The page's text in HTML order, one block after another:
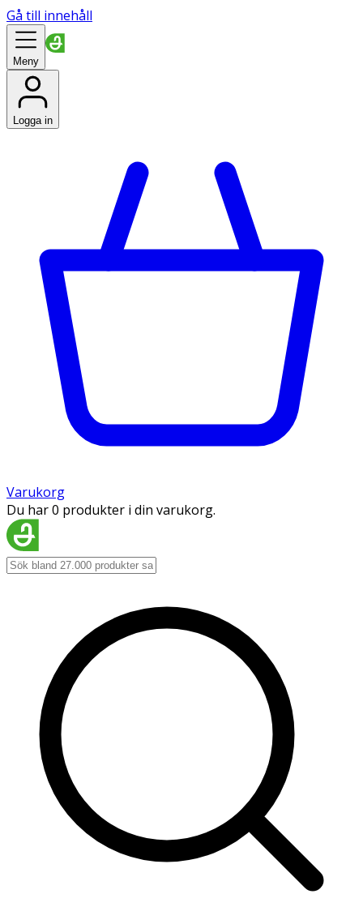
Gå till innehåll
Meny
Logga in
Varukorg
Du har 0 produkter i din varukorg.